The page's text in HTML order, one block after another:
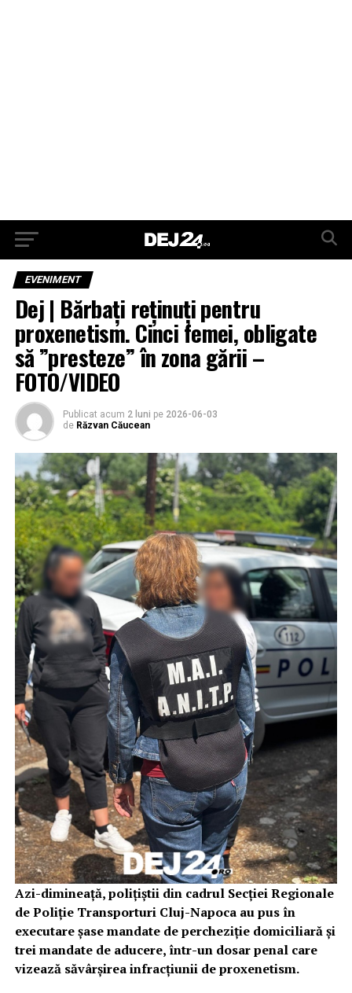
EVENIMENT
Dej | Bărbați reținuți pentru
proxenetism. Cinci femei, obligate
să ”presteze” în zona gării –
FOTO/VIDEO
Publicat acum 2 luni pe 2026-06-03
de Răzvan Căucean
Azi-dimineață, polițiștii din cadrul Secției Regionale
de Poliție Transporturi Cluj-Napoca au pus în
executare șase mandate de percheziție domiciliară și
trei mandate de aducere, într-un dosar penal care
vizează săvârșirea infracțiunii de proxenetism.